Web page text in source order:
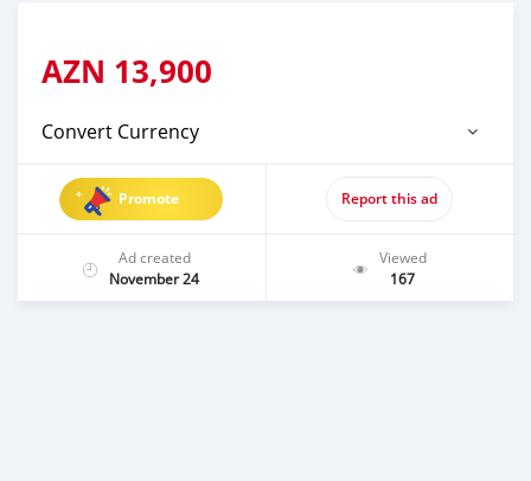
AZN 13,900
Convert Currency
Promote Report this ad
Ad created
November 24
Viewed
167